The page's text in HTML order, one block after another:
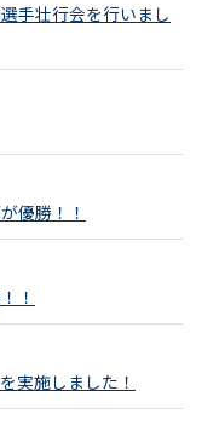
手壮行会を行いまし
優勝！！
！
実施しました！